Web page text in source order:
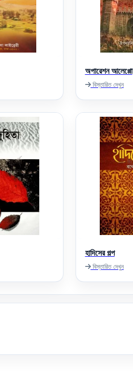
অপারেশন আলেপ্পো
বিস্তারিত দেখুন
হাদিসের গল্প
বিস্তারিত দেখুন